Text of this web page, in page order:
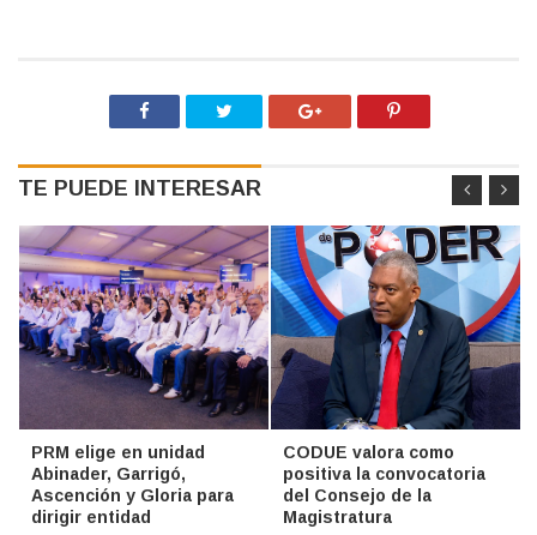
TE PUEDE INTERESAR
PRM elige en unidad
Abinader, Garrigó,
Ascención y Gloria para
dirigir entidad
CODUE valora como
positiva la convocatoria
del Consejo de la
Magistratura